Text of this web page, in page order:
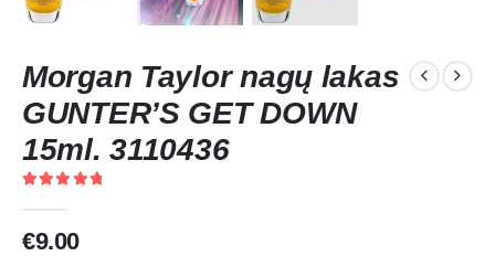
Morgan Taylor nagų lakas
GUNTER’S GET DOWN
15ml. 3110436
€9.00